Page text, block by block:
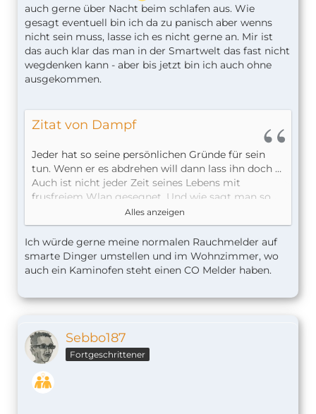
auch gerne über Nacht beim schlafen aus. Wie
gesagt eventuell bin ich da zu panisch aber wenns
nicht sein muss, lasse ich es nicht gerne an. Mir ist
das auch klar das man in der Smartwelt das fast nicht
wegdenken kann - aber bis jetzt bin ich auch ohne
ausgekommen.
Zitat von Dampf
Jeder hat so seine persönlichen Gründe für sein
tun. Wenn er es abdrehen will dann lass ihn doch …
Auch ist nicht jeder Zeit seines Lebens mit
frusfreiem Wlan gesegnet. Und wie sagt man so
schön „das gebrannte Kind scheut das Feuer“.
Und Google würde ich meine smarten Geräte inkl.
der dazugehörigen Daten schon mal gar nicht
anvertrauen.
Ich würde auch auf eine dedizierte Lösung setzten
empfehlen. Aber wenn du was fürs Bad, Keller o.ä.
benötigst wo ein normaler Rauchmelder nicht in
Frage kommt würde ich den Hitzemelder von
frient empfehlen. Am Deconz Gateway gibt er
Alles anzeigen
Ich würde gerne meine normalen Rauchmelder auf
smarte Dinger umstellen und im Wohnzimmer, wo
auch ein Kaminofen steht einen CO Melder haben.
Sebbo187
Fortgeschrittener